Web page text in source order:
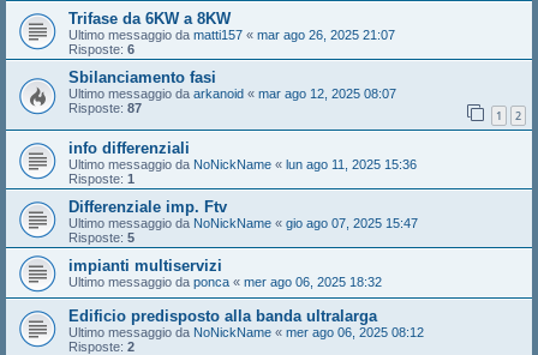
Trifase da 6KW a 8KW
Ultimo messaggio da matti157 « mar ago 26, 2025 21:07
Risposte: 6
Sbilanciamento fasi
Ultimo messaggio da arkanoid « mar ago 12, 2025 08:07
Risposte: 87 1 2
info differenziali
Ultimo messaggio da NoNickName « lun ago 11, 2025 15:36
Risposte: 1
Differenziale imp. Ftv
Ultimo messaggio da NoNickName « gio ago 07, 2025 15:47
Risposte: 5
impianti multiservizi
Ultimo messaggio da ponca « mer ago 06, 2025 18:32
Edificio predisposto alla banda ultralarga
Ultimo messaggio da NoNickName « mer ago 06, 2025 08:12
Risposte: 2